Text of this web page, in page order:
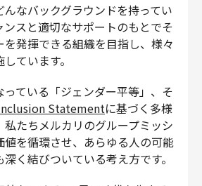
ント
ス
んなバックグラウンドを持ってい
スと適切なサポートのもとでそ
発揮できる組織を目指し、様々
ています。
っている「ジェンダー平等」、そ
Statementに基づく多様
たちメルカリのグループミッシ
値を循環させ、あらゆる人の可能
く結びついている考え方です。